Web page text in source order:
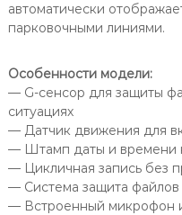
автоматически
парковочными линиями.
Особенности модели:
— G-сенсор для защиты
ситуациях
— Датчик движения для
— Штамп даты и времени
— Цикличная запись без
— Система защита файлов
— Встроенный микрофон